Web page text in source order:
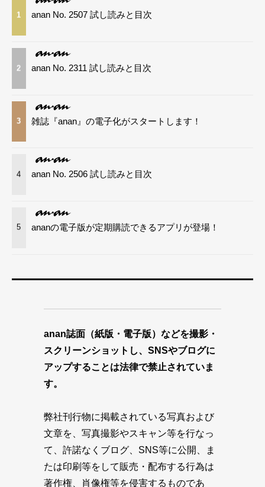
1 anan No. 2507 試し読みと目次
2 anan No. 2311 試し読みと目次
3 雑誌『anan』の電子化がスタートします！
4 anan No. 2506 試し読みと目次
5 ananの電子版が定期購読できるアプリが登場！
anan誌面（紙版・電子版）などを撮影・
スクリーンショットし、SNSやブログに
アップすることは法律で禁止されていま
す。
弊社刊行物に掲載されている写真および
文章を、写真撮影やスキャン等を行なっ
て、許諾なくブログ、SNS等に公開、ま
たは印刷等をして販売・配布する行為は
著作権、肖像権等を侵害するものであ